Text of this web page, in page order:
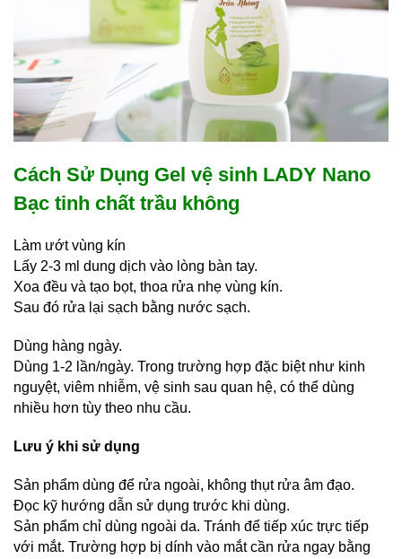
Cách Sử Dụng Gel vệ sinh LADY Nano
Bạc tinh chất trầu không
Làm ướt vùng kín
Lấy 2-3 ml dung dịch vào lòng bàn tay.
Xoa đều và tạo bọt, thoa rửa nhẹ vùng kín.
Sau đó rửa lại sạch bằng nước sạch.
Dùng hàng ngày.
Dùng 1-2 lần/ngày. Trong trường hợp đặc biệt như kinh
nguyệt, viêm nhiễm, vệ sinh sau quan hệ, có thể dùng
nhiều hơn tùy theo nhu cầu.
Lưu ý khi sử dụng
Sản phẩm dùng để rửa ngoài, không thụt rửa âm đạo.
Đọc kỹ hướng dẫn sử dụng trước khi dùng.
Sản phẩm chỉ dùng ngoài da. Tránh để tiếp xúc trực tiếp
với mắt. Trường hợp bị dính vào mắt cần rửa ngay bằng